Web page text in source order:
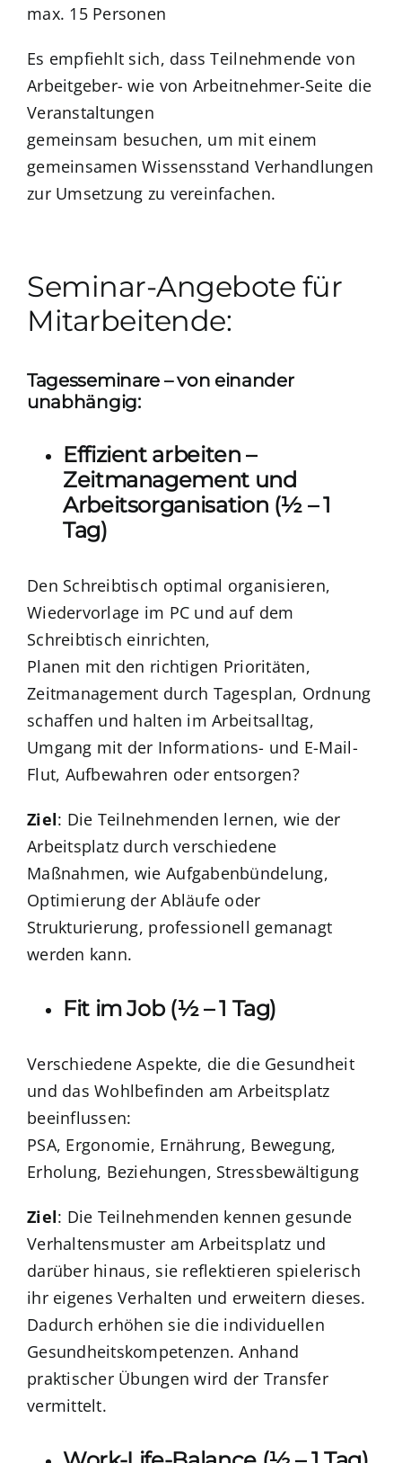
max. 15 Personen
Es empfiehlt sich, dass Teilnehmende von
Arbeitgeber- wie von Arbeitnehmer-Seite die
Veranstaltungen
gemeinsam besuchen, um mit einem
gemeinsamen Wissensstand Verhandlungen
zur Umsetzung zu vereinfachen.
Seminar-Angebote für
Mitarbeitende:
Tagesseminare – von einander
unabhängig:
Effizient arbeiten –
Zeitmanagement und
Arbeitsorganisation (½ – 1
Tag)
Den Schreibtisch optimal organisieren,
Wiedervorlage im PC und auf dem
Schreibtisch einrichten,
Planen mit den richtigen Prioritäten,
Zeitmanagement durch Tagesplan, Ordnung
schaffen und halten im Arbeitsalltag,
Umgang mit der Informations- und E-Mail-
Flut, Aufbewahren oder entsorgen?
Ziel: Die Teilnehmenden lernen, wie der
Arbeitsplatz durch verschiedene
Maßnahmen, wie Aufgabenbündelung,
Optimierung der Abläufe oder
Strukturierung, professionell gemanagt
werden kann.
Fit im Job (½ – 1 Tag)
Verschiedene Aspekte, die die Gesundheit
und das Wohlbefinden am Arbeitsplatz
beeinflussen:
PSA, Ergonomie, Ernährung, Bewegung,
Erholung, Beziehungen, Stressbewältigung
Ziel: Die Teilnehmenden kennen gesunde
Verhaltensmuster am Arbeitsplatz und
darüber hinaus, sie reflektieren spielerisch
ihr eigenes Verhalten und erweitern dieses.
Dadurch erhöhen sie die individuellen
Gesundheitskompetenzen. Anhand
praktischer Übungen wird der Transfer
vermittelt.